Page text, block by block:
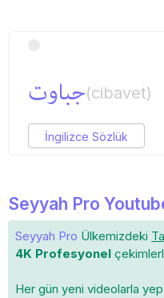
جباوت(cibavet)
İngilizce Sözlük
Seyyah Pro
Seyyah Pro Ülkemizdeki
4K Profesyonel
Her gün yeni videolarla